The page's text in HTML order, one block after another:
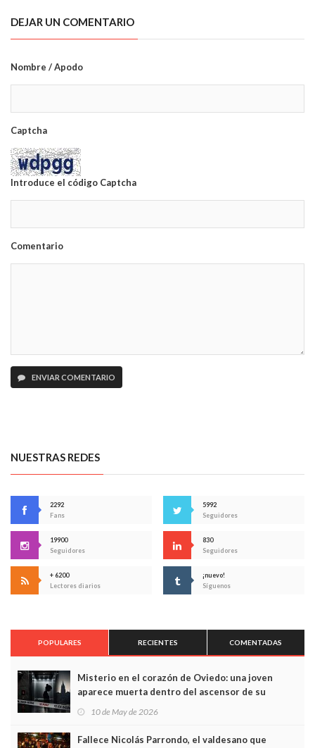
DEJAR UN COMENTARIO
Nombre / Apodo
Captcha
Introduce el código Captcha
Comentario
ENVIAR COMENTARIO
NUESTRAS REDES
2292
Fans
5992
Seguidores
19900
Seguidores
830
Seguidores
+ 6200
Lectores diarios
¡nuevo!
Síguenos
POPULARES RECIENTES COMENTADAS
Misterio en el corazón de Oviedo: una joven
aparece muerta dentro del ascensor de su
edificio y las cámaras captan sus últimos minutos
10 de May de 2026
Fallece Nicolás Parrondo, el valdesano que